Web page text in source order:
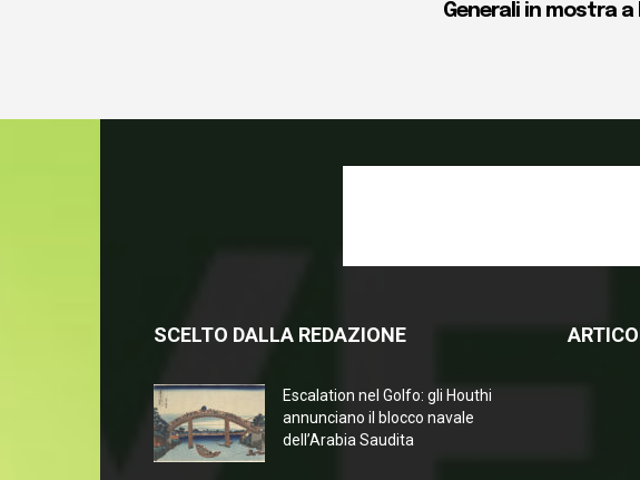
Generali in mostra a
SCELTO DALLA REDAZIONE
Escalation nel Golfo: gli Houthi
annunciano il blocco navale
dell’Arabia Saudita